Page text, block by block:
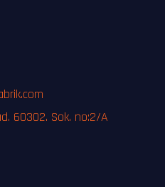
60302. Sok. no:2/A